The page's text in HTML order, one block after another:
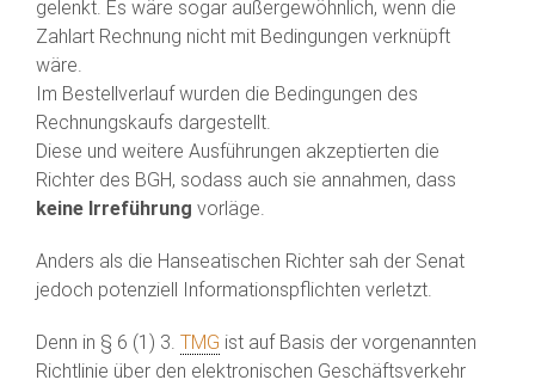
gelenkt. Es wäre sogar außergewöhnlich, wenn die
Zahlart Rechnung nicht mit Bedingungen verknüpft
wäre.
Im Bestellverlauf wurden die Bedingungen des
Rechnungskaufs dargestellt.
Diese und weitere Ausführungen akzeptierten die
Richter des BGH, sodass auch sie annahmen, dass
keine Irreführung vorläge.
Anders als die Hanseatischen Richter sah der Senat
jedoch potenziell Informationspflichten verletzt.
Denn in § 6 (1) 3. TMG ist auf Basis der vorgenannten
Richtlinie über den elektronischen Geschäftsverkehr